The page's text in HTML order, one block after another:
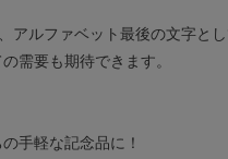
アルファベット最後の文字と
需要も期待できます。
手軽な記念品に！